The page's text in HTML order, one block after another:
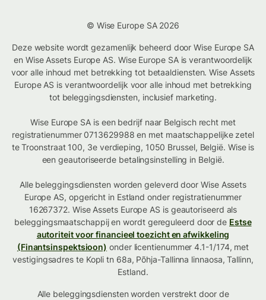
© Wise Europe SA 2026
Deze website wordt gezamenlijk beheerd door Wise Europe SA
en Wise Assets Europe AS. Wise Europe SA is verantwoordelijk
voor alle inhoud met betrekking tot betaaldiensten. Wise Assets
Europe AS is verantwoordelijk voor alle inhoud met betrekking
tot beleggingsdiensten, inclusief marketing.
Wise Europe SA is een bedrijf naar Belgisch recht met
registratienummer 0713629988 en met maatschappelijke zetel
te Troonstraat 100, 3e verdieping, 1050 Brussel, België. Wise is
een geautoriseerde betalingsinstelling in België.
Alle beleggingsdiensten worden geleverd door Wise Assets
Europe AS, opgericht in Estland onder registratienummer
16267372. Wise Assets Europe AS is geautoriseerd als
beleggingsmaatschappij en wordt gereguleerd door de Estse
autoriteit voor financieel toezicht en afwikkeling
(Finantsinspektsioon) onder licentienummer 4.1-1/174, met
vestigingsadres te Kopli tn 68a, Põhja-Tallinna linnaosa, Tallinn,
Estland.
Alle beleggingsdiensten worden verstrekt door de